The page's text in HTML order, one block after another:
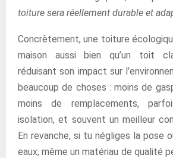
toiture sera réellement durable et
Concrètement, une toiture
maison aussi bien qu’un toit
réduisant son impact sur
beaucoup de choses : moins de
moins de remplacements,
isolation, et souvent un meilleur
En revanche, si tu négliges la pose
eaux, même un matériau de qualité